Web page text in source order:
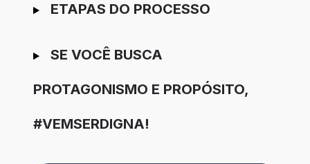
ETAPAS DO PROCESSO
SE VOCÊ BUSCA
PROTAGONISMO E PROPÓSITO,
#VEMSERDIGNA!